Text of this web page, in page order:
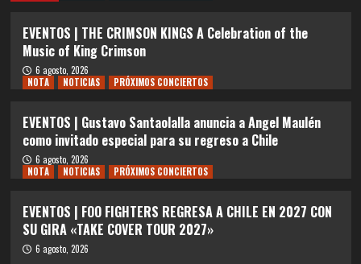
EVENTOS | THE CRIMSON KINGS A Celebration of the
Music of King Crimson
6 agosto, 2026
NOTA
NOTICIAS PRÓXIMOS CONCIERTOS
EVENTOS | Gustavo Santaolalla anuncia a Angel Maulén
como invitado especial para su regreso a Chile
6 agosto, 2026
NOTA
NOTICIAS PRÓXIMOS CONCIERTOS
EVENTOS | FOO FIGHTERS REGRESA A CHILE EN 2027 CON
SU GIRA «TAKE COVER TOUR 2027»
6 agosto, 2026